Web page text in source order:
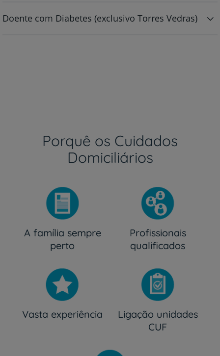
Doente com Diabetes (exclusivo Torres Vedras)
Porquê os Cuidados
Domiciliários
A família sempre
perto
Profissionais
qualificados
Vasta experiência
Ligação unidades
CUF